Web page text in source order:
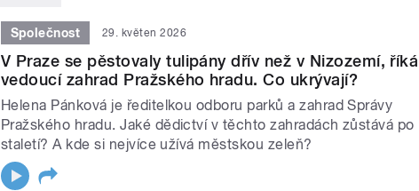
Společnost 29. květen 2026
V Praze se pěstovaly tulipány dřív než v Nizozemí, říká
vedoucí zahrad Pražského hradu. Co ukrývají?
Helena Pánková je ředitelkou odboru parků a zahrad Správy
Pražského hradu. Jaké dědictví v těchto zahradách zůstává po
staletí? A kde si nejvíce užívá městskou zeleň?